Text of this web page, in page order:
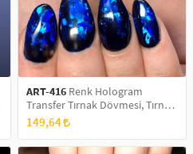
ART-416 Renk Hologram
Transfer Tırnak Dövmesi, Tırnak
Sticker, Nail Tattoo, Nail Art
149,64